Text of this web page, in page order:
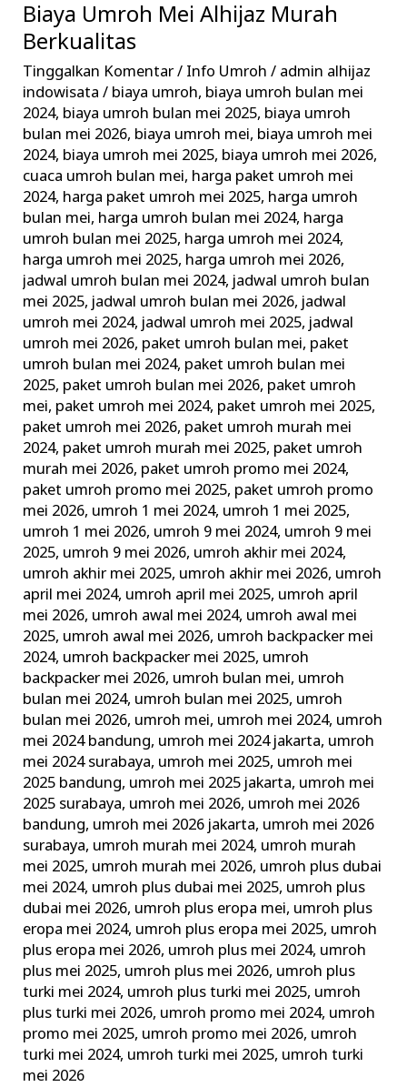
Biaya Umroh Mei Alhijaz Murah
Berkualitas
Tinggalkan Komentar/ Info Umroh / admin alhijaz
indowisata/ biaya umroh, biaya umroh bulan mei
2024, biaya umroh bulan mei 2025, biaya umroh
bulan mei 2026, biaya umroh mei, biaya umroh mei
2024, biaya umroh mei 2025, biaya umroh mei 2026,
cuaca umroh bulan mei, harga paket umroh mei
2024, harga paket umroh mei 2025, harga umroh
bulan mei, harga umroh bulan mei 2024, harga
umroh bulan mei 2025, harga umroh mei 2024,
harga umroh mei 2025, harga umroh mei 2026,
jadwal umroh bulan mei 2024, jadwal umroh bulan
mei 2025, jadwal umroh bulan mei 2026, jadwal
umroh mei 2024, jadwal umroh mei 2025, jadwal
umroh mei 2026, paket umroh bulan mei, paket
umroh bulan mei 2024, paket umroh bulan mei
2025, paket umroh bulan mei 2026, paket umroh
mei, paket umroh mei 2024, paket umroh mei 2025,
paket umroh mei 2026, paket umroh murah mei
2024, paket umroh murah mei 2025, paket umroh
murah mei 2026, paket umroh promo mei 2024,
paket umroh promo mei 2025, paket umroh promo
mei 2026, umroh 1 mei 2024, umroh 1 mei 2025,
umroh 1 mei 2026, umroh 9 mei 2024, umroh 9 mei
2025, umroh 9 mei 2026, umroh akhir mei 2024,
umroh akhir mei 2025, umroh akhir mei 2026, umroh
april mei 2024, umroh april mei 2025, umroh april
mei 2026, umroh awal mei 2024, umroh awal mei
2025, umroh awal mei 2026, umroh backpacker mei
2024, umroh backpacker mei 2025, umroh
backpacker mei 2026, umroh bulan mei, umroh
bulan mei 2024, umroh bulan mei 2025, umroh
bulan mei 2026, umroh mei, umroh mei 2024, umroh
mei 2024 bandung, umroh mei 2024 jakarta, umroh
mei 2024 surabaya, umroh mei 2025, umroh mei
2025 bandung, umroh mei 2025 jakarta, umroh mei
2025 surabaya, umroh mei 2026, umroh mei 2026
bandung, umroh mei 2026 jakarta, umroh mei 2026
surabaya, umroh murah mei 2024, umroh murah
mei 2025, umroh murah mei 2026, umroh plus dubai
mei 2024, umroh plus dubai mei 2025, umroh plus
dubai mei 2026, umroh plus eropa mei, umroh plus
eropa mei 2024, umroh plus eropa mei 2025, umroh
plus eropa mei 2026, umroh plus mei 2024, umroh
plus mei 2025, umroh plus mei 2026, umroh plus
turki mei 2024, umroh plus turki mei 2025, umroh
plus turki mei 2026, umroh promo mei 2024, umroh
promo mei 2025, umroh promo mei 2026, umroh
turki mei 2024, umroh turki mei 2025, umroh turki
mei 2026
Biaya
Umroh
Mei
Alhijaz
Murah
Berkualitas